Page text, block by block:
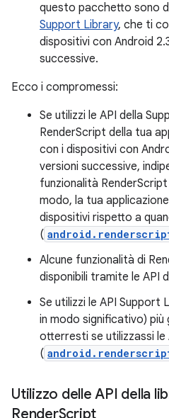
questo pacchetto sono
Support Library, che ti
dispositivi con Android
successive.
Ecco i compromessi:
Se utilizzi le API della
RenderScript della tua
con i dispositivi con
versioni successive,
funzionalità
modo, la tua
dispositivi rispetto a
(
Alcune funzionalità di
disponibili tramite le API
Se utilizzi le API Support
in modo significativo) più
otterresti se utilizzassi le
(
Utilizzo delle API della
RenderScript